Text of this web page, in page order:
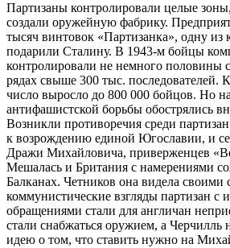
Партизаны контролировали целые
создали оружейную фабрику.
тысяч винтовок «Партизанка», одну из
подарили Сталину. В 1943-м бойцы
контролировали не немного половины
рядах свыше 300 тыс. последователей.
число выросло до 800 000 бойцов. Но
антифашистской борьбы обострялись
Возникли противоречия среди
к возрождению единой Югославии, и
Дражи Михайловича, приверженцев
Мешалась и Британия с намерениями
Балканах. Четников она видела своими
коммунистические взгляды партизан с
обращениями стали для англичан
стали снабжаться оружием, а Черчилль
идею о том, что ставить нужно на